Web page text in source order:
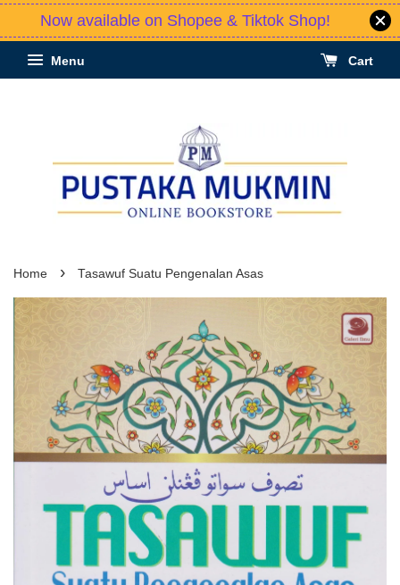
Now available on Shopee & Tiktok Shop!
Menu Cart
Home › Tasawuf Suatu Pengenalan Asas